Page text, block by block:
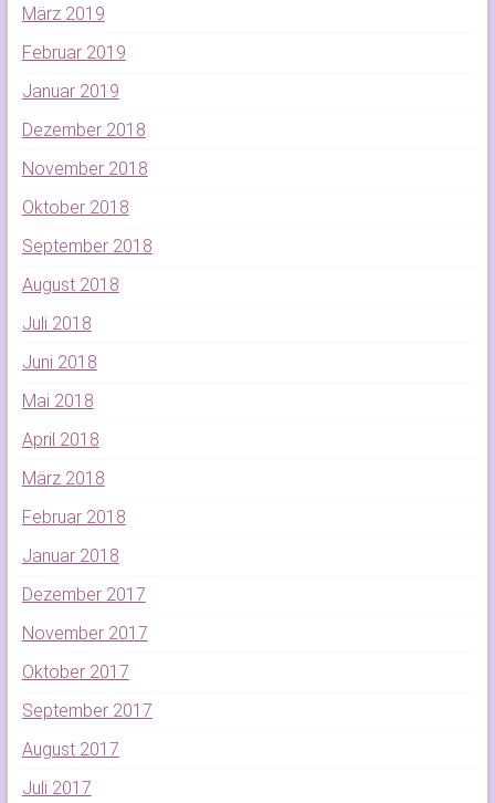
März 2019
Februar 2019
Januar 2019
Dezember 2018
November 2018
Oktober 2018
September 2018
August 2018
Juli 2018
Juni 2018
Mai 2018
April 2018
März 2018
Februar 2018
Januar 2018
Dezember 2017
November 2017
Oktober 2017
September 2017
August 2017
Juli 2017